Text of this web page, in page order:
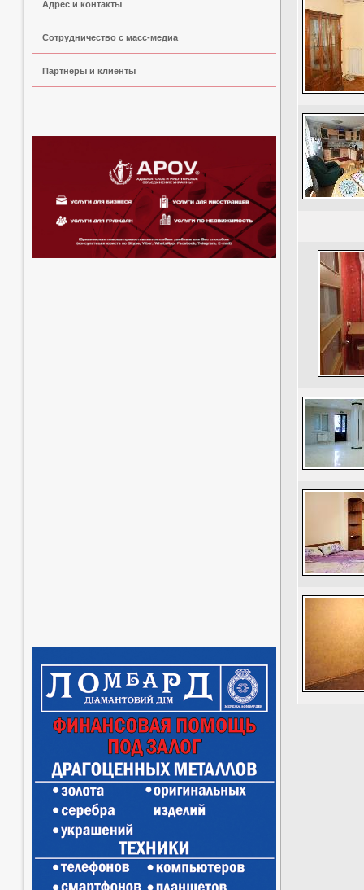
Адрес и контакты
Сoтрудничество с масс-медиа
Партнеры и клиенты